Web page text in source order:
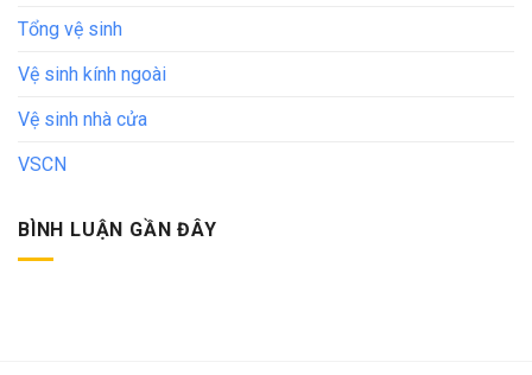
Tổng vệ sinh
Vệ sinh kính ngoài
Vệ sinh nhà cửa
VSCN
BÌNH LUẬN GẦN ĐÂY